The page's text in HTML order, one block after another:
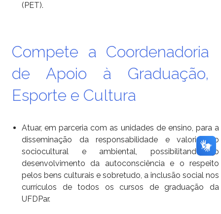
(PET).
Compete a Coordenadoria
de Apoio à Graduação,
Esporte e Cultura
Atuar, em parceria com as unidades de ensino, para a
disseminação da responsabilidade e valorização
sociocultural e ambiental, possibilitando o
desenvolvimento da autoconsciência e o respeito
pelos bens culturais e sobretudo, a inclusão social nos
currículos de todos os cursos de graduação da
UFDPar.